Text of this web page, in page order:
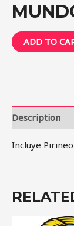
Mundo
(hasta
ADD TO
Description
Incluye